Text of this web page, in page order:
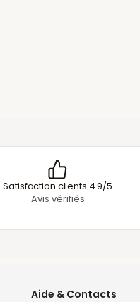
Satisfaction clients 4.9/5
Avis vérifiés
Aide & Contacts